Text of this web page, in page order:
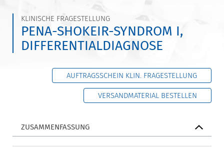
KLINISCHE FRAGESTELLUNG
PENA-SHOKEIR-SYNDROM I,
DIFFERENTIALDIAGNOSE
AUFTRAGSSCHEIN KLIN. FRAGESTELLUNG
VERSANDMATERIAL BESTELLEN
ZUSAMMENFASSUNG